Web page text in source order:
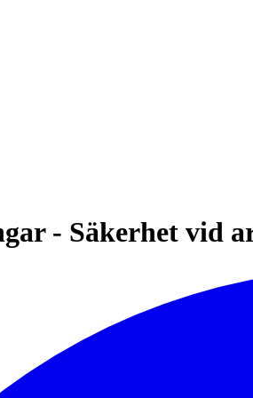
- Säkerhet vid